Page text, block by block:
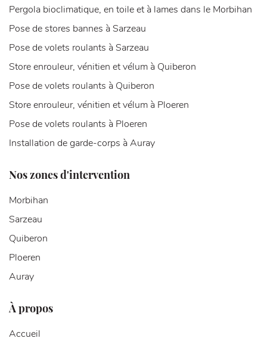
Pergola bioclimatique, en toile et à lames dans le Morbihan
Pose de stores bannes à Sarzeau
Pose de volets roulants à Sarzeau
Store enrouleur, vénitien et vélum à Quiberon
Pose de volets roulants à Quiberon
Store enrouleur, vénitien et vélum à Ploeren
Pose de volets roulants à Ploeren
Installation de garde-corps à Auray
Nos zones d'intervention
Morbihan
Sarzeau
Quiberon
Ploeren
Auray
À propos
Accueil